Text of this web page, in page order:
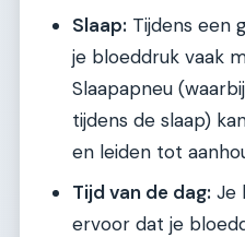
Slaap: Tijdens een
je bloeddruk vaak
Slaapapneu
tijdens de slaap)
en leiden tot
Tijd van de dag: Je
ervoor dat je